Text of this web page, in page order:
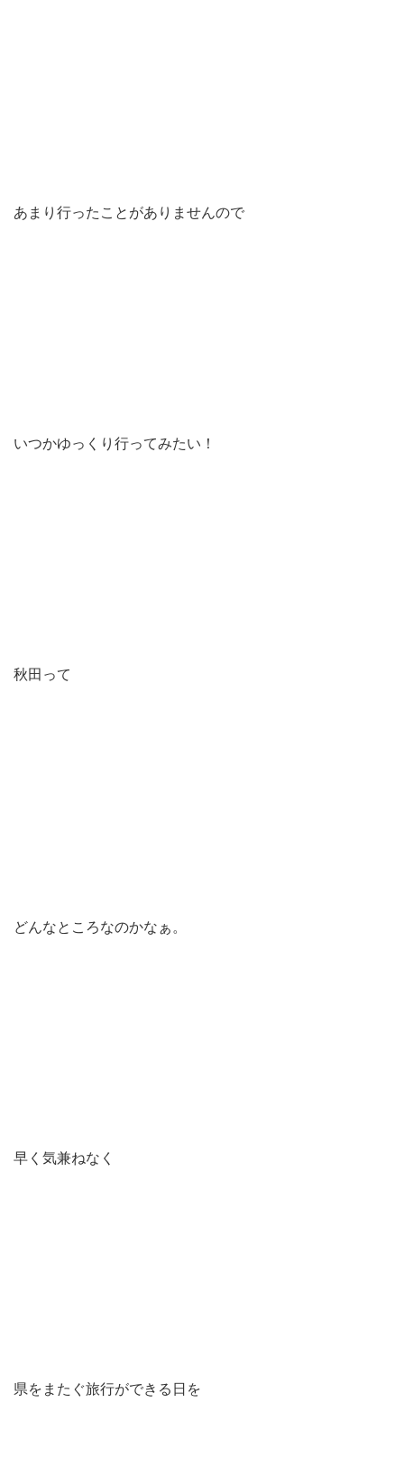
あまり行ったことがありませんので
いつかゆっくり行ってみたい！
秋田って
どんなところなのかなぁ。
早く気兼ねなく
県をまたぐ旅行ができる日を